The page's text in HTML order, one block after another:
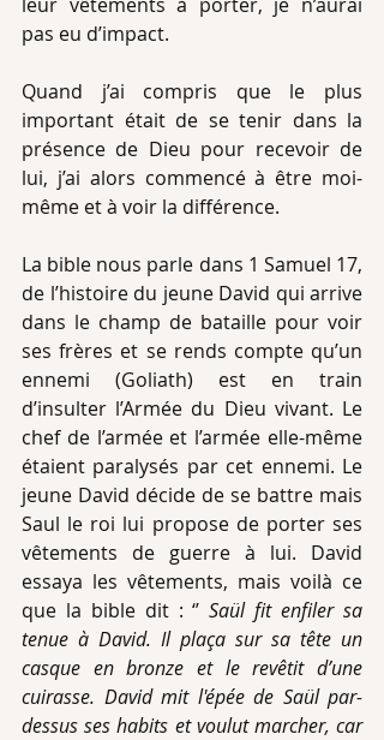
pas eu d’impact.
Quand j’ai compris que le plus
important était de se tenir dans la
présence de Dieu pour recevoir de
lui, j’ai alors commencé à être moi-
même et à voir la différence.
La bible nous parle dans 1 Samuel 17,
de l’histoire du jeune David qui arrive
dans le champ de bataille pour voir
ses frères et se rends compte qu’un
ennemi (Goliath) est en train
d’insulter l’Armée du Dieu vivant. Le
chef de l’armée et l’armée elle-même
étaient paralysés par cet ennemi. Le
jeune David décide de se battre mais
Saul le roi lui propose de porter ses
vêtements de guerre à lui. David
essaya les vêtements, mais voilà ce
que la bible dit : ‘’ Saül fit enfiler sa
tenue à David. Il plaça sur sa tête un
casque en bronze et le revêtit d’une
cuirasse. David mit l'épée de Saül par-
dessus ses habits et voulut marcher, car